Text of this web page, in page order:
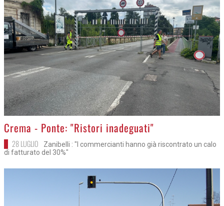
>
Crema - Ponte: "Ristori inadeguati"
28 LUGLIO
Zanibelli : "I commercianti hanno già riscontrato un calo
di fatturato del 30%"